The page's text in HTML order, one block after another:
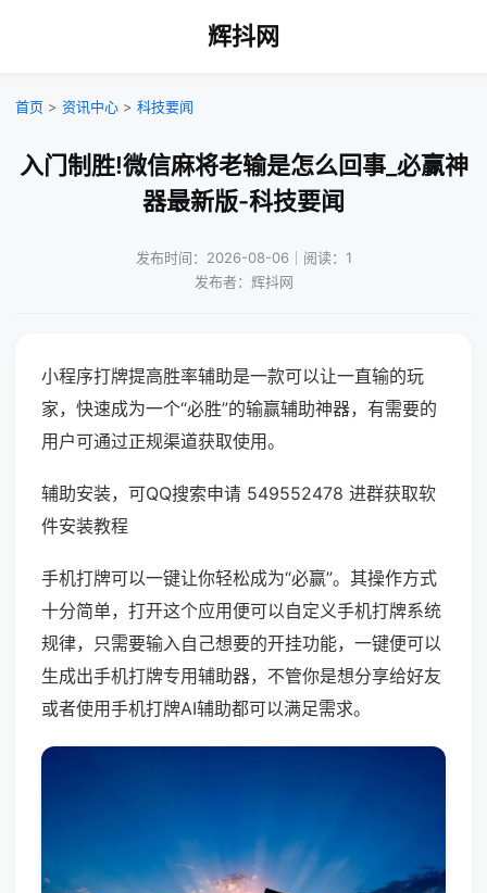
辉抖网
首页 > 资讯中心 > 科技要闻
入门制胜!微信麻将老输是怎么回事_必赢神
器最新版-科技要闻
发布时间：2026-08-06｜阅读：1
发布者：辉抖网
小程序打牌提高胜率辅助是一款可以让一直输的玩
家，快速成为一个“必胜”的输赢辅助神器，有需要的
用户可通过正规渠道获取使用。
辅助安装，可QQ搜索申请 549552478 进群获取软
件安装教程
手机打牌可以一键让你轻松成为“必赢”。其操作方式
十分简单，打开这个应用便可以自定义手机打牌系统
规律，只需要输入自己想要的开挂功能，一键便可以
生成出手机打牌专用辅助器，不管你是想分享给好友
或者使用手机打牌AI辅助都可以满足需求。